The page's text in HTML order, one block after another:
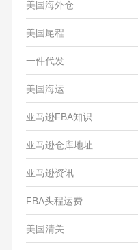
美国海外仓
美国尾程
一件代发
美国海运
亚马逊FBA知识
亚马逊仓库地址
亚马逊资讯
FBA头程运费
美国清关